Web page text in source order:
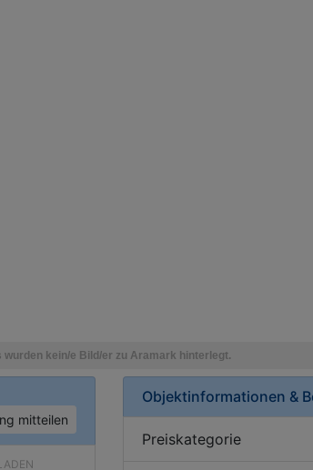
mitteilen
Objektinformationen &
Preiskategorie